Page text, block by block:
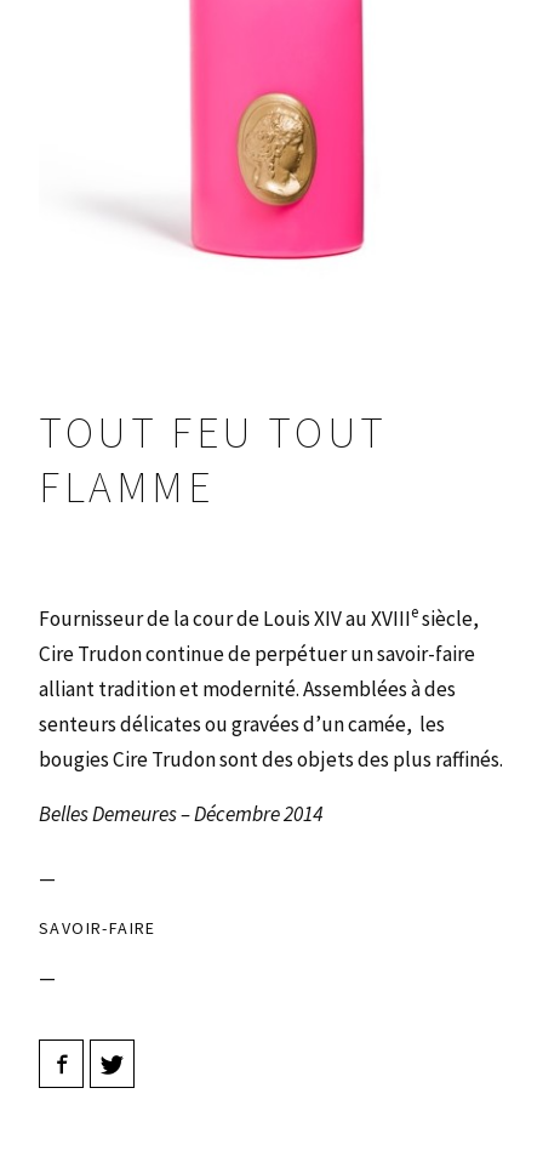
TOUT FEU TOUT
FLAMME
Fournisseur de la cour de Louis XIV au XVIIIesiècle,
Cire Trudon continue de perpétuer un savoir-faire
alliant tradition et modernité. Assemblées à des
senteurs délicates ou gravées d’un camée, les
bougies Cire Trudon sont des objets des plus raffinés.
Belles Demeures – Décembre 2014
—
SAVOIR-FAIRE
—
Facebook